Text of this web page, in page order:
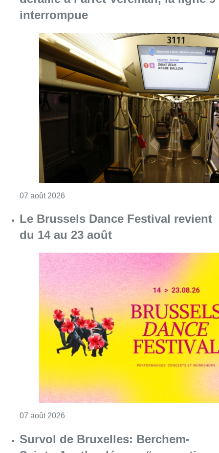
interrompue
07 août 2026
Le Brussels Dance Festival revient
du 14 au 23 août
07 août 2026
Survol de Bruxelles: Berchem-